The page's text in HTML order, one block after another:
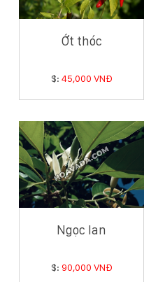
Ớt thóc
$: 45,000 VNĐ
Ngọc lan
$: 90,000 VNĐ